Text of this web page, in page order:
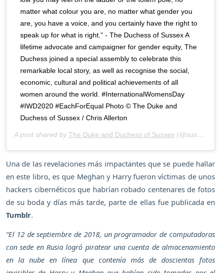
matter what colour you are, no matter what gender you
are, you have a voice, and you certainly have the right to
speak up for what is right.” - The Duchess of Sussex A
lifetime advocate and campaigner for gender equity, The
Duchess joined a special assembly to celebrate this
remarkable local story, as well as recognise the social,
economic, cultural and political achievements of all
women around the world. #InternationalWomensDay
#IWD2020 #EachForEqual Photo © The Duke and
Duchess of Sussex / Chris Allerton
A post shared by The Duke and Duchess of Sussex (@sussexroyal) on
Una de las revelaciones más impactantes que se puede hallar
en este libro, es que Meghan y Harry fueron víctimas de unos
hackers cibernéticos que habrían robado centenares de fotos
de su boda y días más tarde, parte de ellas fue publicada en
Tumblr.
“El 12 de septiembre de 2018, un programador de computadoras
con sede en Rusia logró piratear una cuenta de almacenamiento
en la nube en línea que contenía más de doscientas fotos